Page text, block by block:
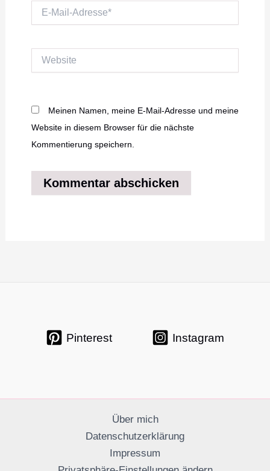
Mail-
Website
Meinen Namen, meine E-Mail-Adresse und meine
Website in diesem Browser für die nächste
Kommentierung speichern.
Pinterest Instagram
Über mich
Datenschutzerklärung
Impressum